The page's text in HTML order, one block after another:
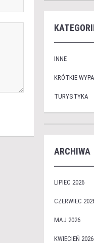
INNE
KRÓTKIE
TURYSTYKA
ARCHIWA
LIPIEC 2026
CZERWIEC
MAJ 2026
KWIECIEŃ 2026